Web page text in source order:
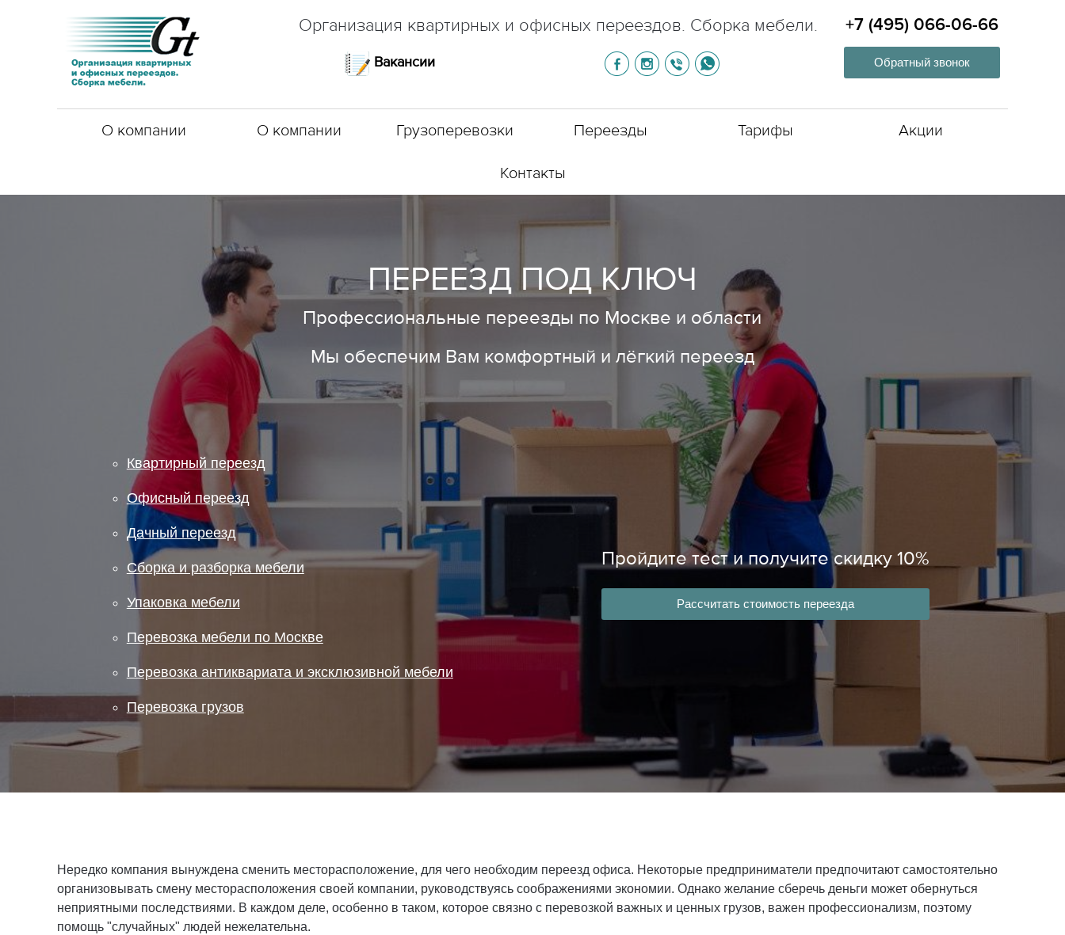
Организация квартирных и офисных переездов. Сборка мебели.
Вакансии
+7 (495) 066-06-66
Обратный звонок
О компании О компании Грузоперевозки Переезды Тарифы Акции
Контакты
ПЕРЕЕЗД ПОД КЛЮЧ
Профессиональные переезды по Москве и области
Мы обеспечим Вам комфортный и лёгкий переезд
Квартирный переезд
Офисный переезд
Дачный переезд
Сборка и разборка мебели
Упаковка мебели
Перевозка мебели по Москве
Перевозка антиквариата и эксклюзивной мебели
Перевозка грузов
Пройдите тест и получите скидку 10%
Рассчитать стоимость переезда
Нередко компания вынуждена сменить месторасположение, для чего необходим переезд офиса. Некоторые предприниматели предпочитают самостоятельно
организовывать смену месторасположения своей компании, руководствуясь соображениями экономии. Однако желание сберечь деньги может обернуться
неприятными последствиями. В каждом деле, особенно в таком, которое связно с перевозкой важных и ценных грузов, важен профессионализм, поэтому
помощь "случайных" людей нежелательна.